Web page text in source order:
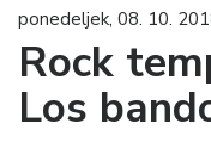
ponedeljek, 08. 10.
Rock
Los